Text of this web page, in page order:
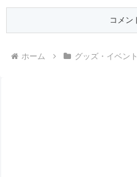
ホーム グッズ・イベント